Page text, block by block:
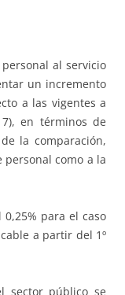
al servicio
un incremento
a las vigentes a
en términos de
la comparación,
como a la
para el caso
a partir del 1º
sector público se